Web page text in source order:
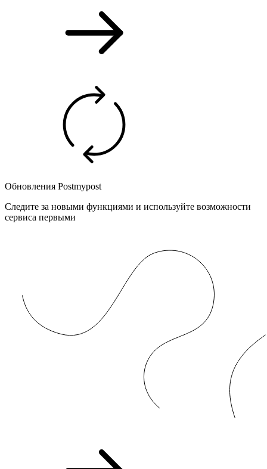
Обновления Postmypost
Следите за новыми функциями и используйте возможности
сервиса первыми